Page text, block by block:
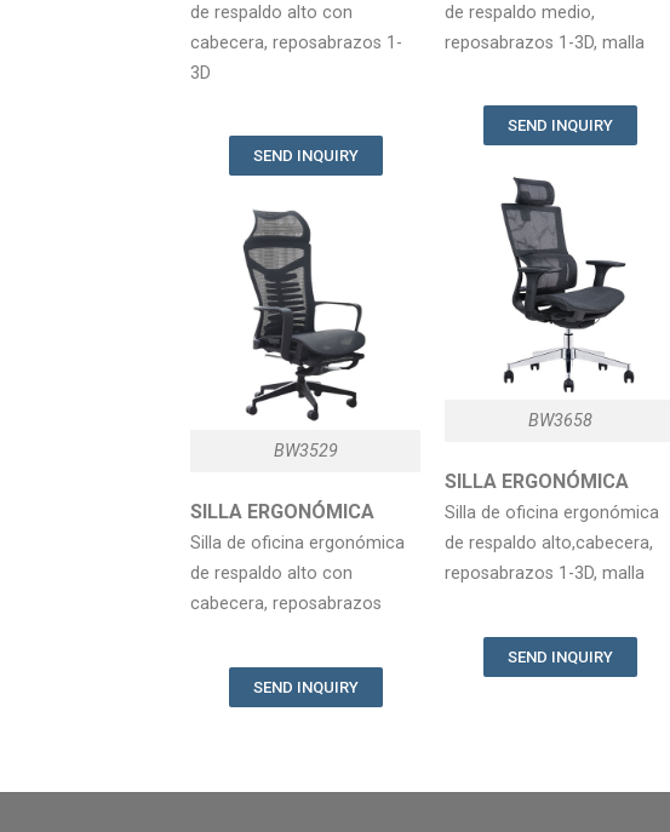
de respaldo alto con
cabecera, reposabrazos 1-
3D
SEND INQUIRY
BW3529
SILLA ERGONÓMICA
Silla de oficina ergonómica
de respaldo alto con
cabecera, reposabrazos
SEND INQUIRY
de respaldo medio,
reposabrazos 1-3D, malla
SEND INQUIRY
BW3658
SILLA ERGONÓMICA
Silla de oficina ergonómica
de respaldo alto,cabecera,
reposabrazos 1-3D, malla
SEND INQUIRY